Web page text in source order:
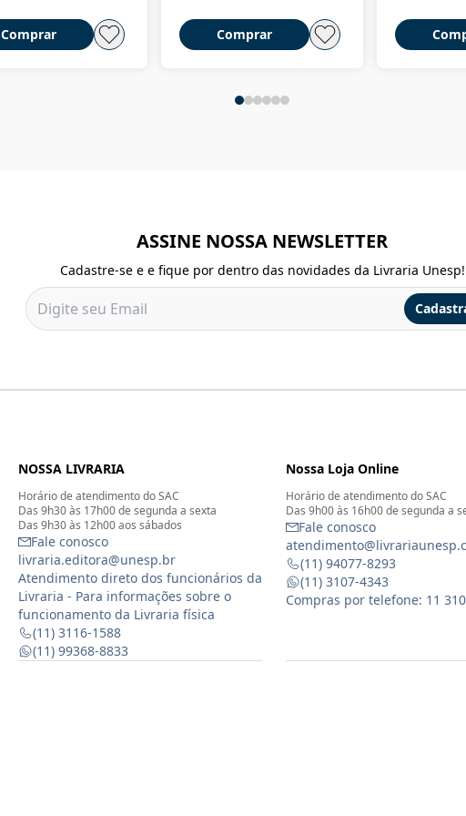
Comprar Comprar
ASSINE NOSSA NEWSLETTER
Cadastre-se e e fique por dentro das novidades da Livraria Unesp!
NOSSA LIVRARIA
Horário de atendimento do SAC
Das 9h30 às 17h00 de segunda a sexta
Das 9h30 às 12h00 aos sábados
Fale conosco
livraria.editora@unesp.br
Atendimento direto dos funcionários da
Livraria - Para informações sobre o
funcionamento da Livraria física
(11) 3116-1588
(11) 99368-8833
Nossa Loja Online
Horário de atendimento do SAC
Das 9h00 às 16h00 de segunda a
Fale conosco
(11) 94077-8293
(11) 3107-4343
Compras por telefone: 11